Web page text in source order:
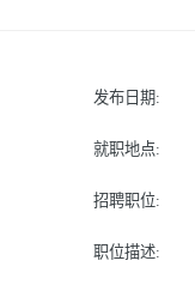
发布日期:
就职地点:
招聘职位:
职位描述: